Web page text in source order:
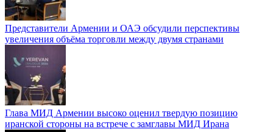
Представители Армении и ОАЭ обсудили перспективы
увеличения объёма торговли между двумя странами
Глава МИД Армении высоко оценил твердую позицию
иранской стороны на встрече с замглавы МИД Ирана